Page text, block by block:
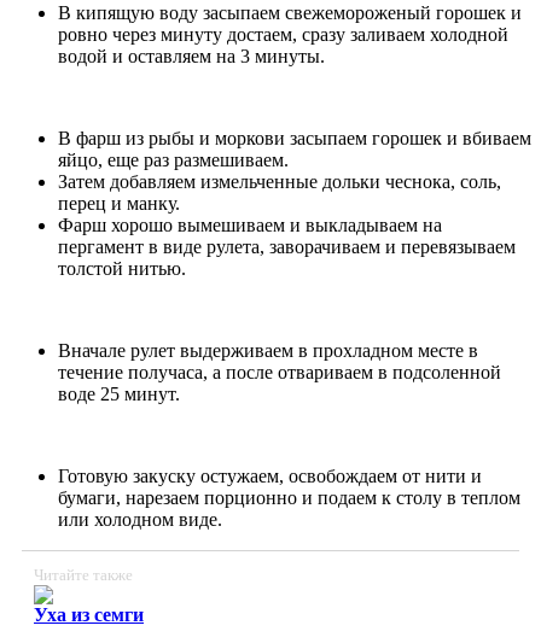
В кипящую воду засыпаем свежемороженый горошек и
ровно через минуту достаем, сразу заливаем холодной
водой и оставляем на 3 минуты.
В фарш из рыбы и моркови засыпаем горошек и вбиваем
яйцо, еще раз размешиваем.
Затем добавляем измельченные дольки чеснока, соль,
перец и манку.
Фарш хорошо вымешиваем и выкладываем на
пергамент в виде рулета, заворачиваем и перевязываем
толстой нитью.
Вначале рулет выдерживаем в прохладном месте в
течение получаса, а после отвариваем в подсоленной
воде 25 минут.
Готовую закуску остужаем, освобождаем от нити и
бумаги, нарезаем порционно и подаем к столу в теплом
или холодном виде.
Читайте также
Уха из семги